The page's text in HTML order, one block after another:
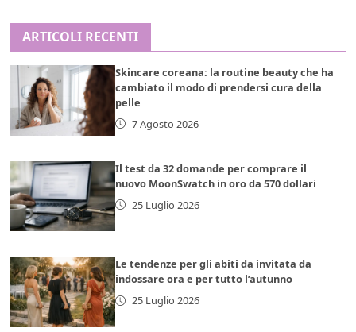
ARTICOLI RECENTI
Skincare coreana: la routine beauty che ha
cambiato il modo di prendersi cura della
pelle
7 Agosto 2026
Il test da 32 domande per comprare il
nuovo MoonSwatch in oro da 570 dollari
25 Luglio 2026
Le tendenze per gli abiti da invitata da
indossare ora e per tutto l’autunno
25 Luglio 2026